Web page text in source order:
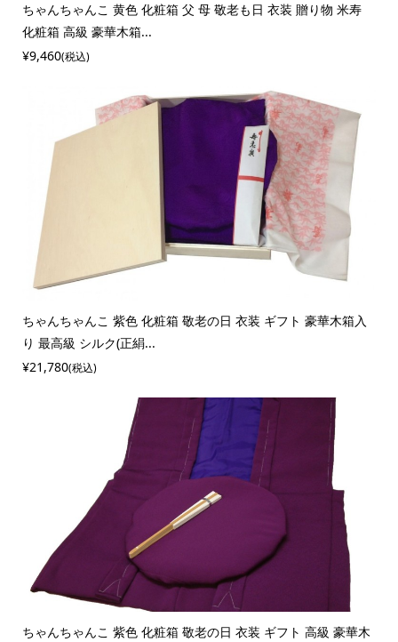
ちゃんちゃんこ 黄色 化粧箱 父 母 敬老も日 衣装 贈り物 米寿
化粧箱 高級 豪華木箱...
¥9,460(税込)
ちゃんちゃんこ 紫色 化粧箱 敬老の日 衣装 ギフト 豪華木箱入
り 最高級 シルク(正絹...
¥21,780(税込)
ちゃんちゃんこ 紫色 化粧箱 敬老の日 衣装 ギフト 高級 豪華木